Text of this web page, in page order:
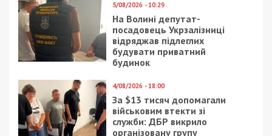
На дороги также вышли 85 троллейбусов
(остальные не запустились). Уже
восстанавливают работу 1, 15 и 19 трамваи.
Остается сложной ситуация на Метеоре и
Криворожской. На Победу вызвали
манипуляторы, чтобы забрать припарковавшиеся
автомобили, которые мешают проезду
транспорта.